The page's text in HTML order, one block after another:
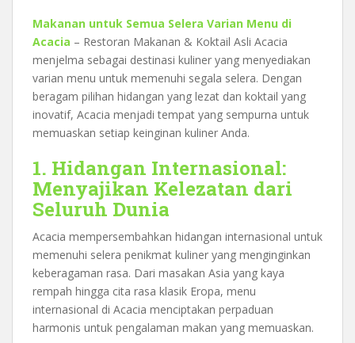
Makanan untuk Semua Selera Varian Menu di
Acacia – Restoran Makanan & Koktail Asli Acacia
menjelma sebagai destinasi kuliner yang menyediakan
varian menu untuk memenuhi segala selera. Dengan
beragam pilihan hidangan yang lezat dan koktail yang
inovatif, Acacia menjadi tempat yang sempurna untuk
memuaskan setiap keinginan kuliner Anda.
1. Hidangan Internasional:
Menyajikan Kelezatan dari
Seluruh Dunia
Acacia mempersembahkan hidangan internasional untuk
memenuhi selera penikmat kuliner yang menginginkan
keberagaman rasa. Dari masakan Asia yang kaya
rempah hingga cita rasa klasik Eropa, menu
internasional di Acacia menciptakan perpaduan
harmonis untuk pengalaman makan yang memuaskan.